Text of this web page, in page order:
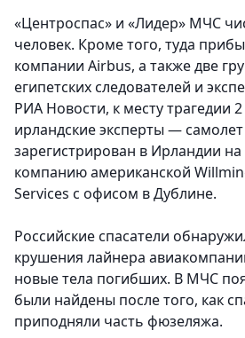
«Центроспас» и «Лидер» МЧС
человек. Кроме того, туда
компании Airbus, а также две
египетских следователей и
РИА Новости, к месту трагедии
ирландские эксперты —
зарегистрирован в Ирландии
компанию американской
Services с офисом в Дублине.
Российские спасатели
крушения лайнера
новые тела погибших. В МЧС
были найдены после того, как
приподняли часть фюзеляжа.